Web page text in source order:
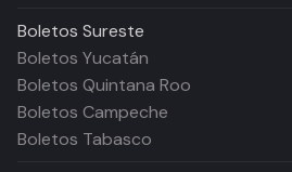
Boletos Sureste
Boletos Yucatán
Boletos Quintana Roo
Boletos Campeche
Boletos Tabasco